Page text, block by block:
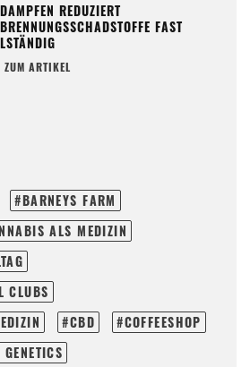
REDUZIERT
FAST
ZUM ARTIKEL
BARNEYS FARM
ALS MEDIZIN
CLUBS
CBD
COFFEESHOP